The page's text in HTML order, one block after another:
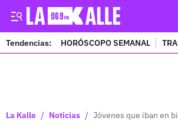
Tendencias: HORÓSCOPO SEMANAL
La Kalle / Noticias / Jóvenes que iban en